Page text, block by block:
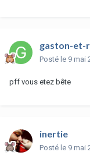
gaston-et-
Posté le 9 mai
pff vous etez bête
inertie
Posté le 9 mai